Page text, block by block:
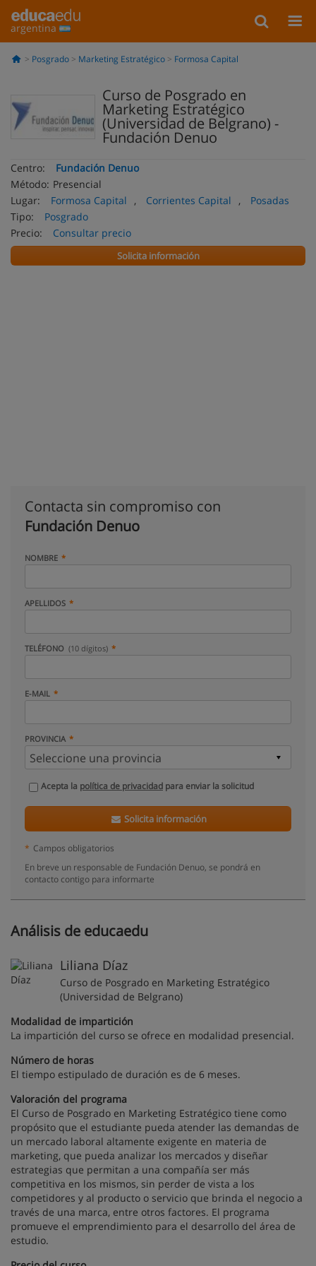
argentina
Posgrado Marketing Estratégico Formosa Capital
Curso de Posgrado en
Marketing Estratégico
(Universidad de Belgrano) -
Fundación Denuo
Centro:
Fundación Denuo
Método: Presencial
Lugar:
Formosa Capital , Corrientes Capital ,
Posadas
Tipo:
Posgrado
Precio:
Consultar precio
Solicita información
Contacta sin compromiso con
Fundación Denuo
NOMBRE
APELLIDOS
TELÉFONO (10 dígitos)
E-MAIL
PROVINCIA
Acepta la política de privacidad para enviar la solicitud
Solicita información
* Campos obligatorios
En breve un responsable de Fundación Denuo, se pondrá en
contacto contigo para informarte
Análisis de educaedu
Liliana Díaz
Curso de Posgrado en Marketing Estratégico
(Universidad de Belgrano)
Modalidad de impartición
La impartición del curso se ofrece en modalidad presencial.
Número de horas
El tiempo estipulado de duración es de 6 meses.
Valoración del programa
El Curso de Posgrado en Marketing Estratégico tiene como
propósito que el estudiante pueda atender las demandas de
un mercado laboral altamente exigente en materia de
marketing, que pueda analizar los mercados y diseñar
estrategias que permitan a una compañía ser más
competitiva en los mismos, sin perder de vista a los
competidores y al producto o servicio que brinda el negocio a
través de una marca, entre otros factores. El programa
promueve el emprendimiento para el desarrollo del área de
estudio.